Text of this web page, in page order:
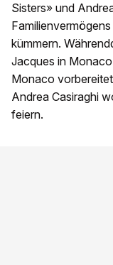
Sisters» und
kümmern.
Jacques in
Monaco
Andrea Casiraghi
feiern.